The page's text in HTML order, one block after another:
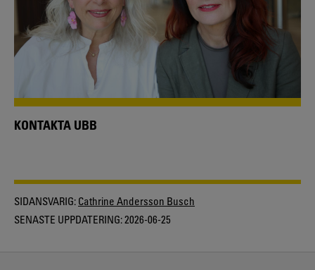
KONTAKTA UBB
SIDANSVARIG: Cathrine Andersson Busch
SENASTE UPPDATERING:2026-06-25